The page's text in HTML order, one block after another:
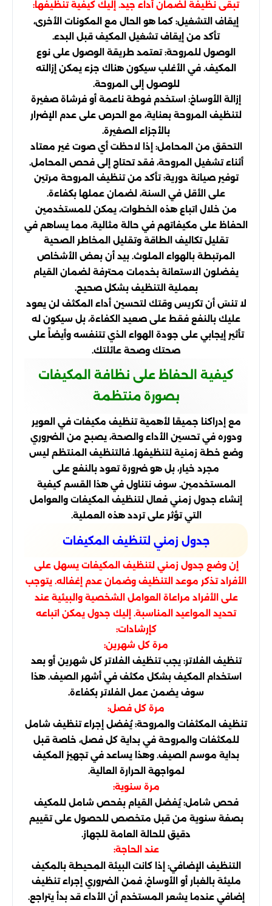
تبقى نظيفة لضمان أداء جيد. إليك كيفية تنظيفها:
إيقاف التشغيل: كما هو الحال مع المكونات الأخرى،
تأكد من إيقاف تشغيل المكيف قبل البدء.
الوصول للمروحة: تعتمد طريقة الوصول على نوع
المكيف. في الأغلب سيكون هناك جزء يمكن إزالته
للوصول إلى المروحة.
إزالة الأوساخ: استخدم فوطة ناعمة أو فرشاة صغيرة
لتنظيف المروحة بعناية، مع الحرص على عدم الإضرار
بالأجزاء الصغيرة.
التحقق من المحامل: إذا لاحظت أي صوت غير معتاد
أثناء تشغيل المروحة، فقد تحتاج إلى فحص المحامل.
توفير صيانة دورية: تأكد من تنظيف المروحة مرتين
على الأقل في السنة، لضمان عملها بكفاءة.
من خلال اتباع هذه الخطوات، يمكن للمستخدمين
الحفاظ على مكيفاتهم في حالة مثالية، مما يساهم في
تقليل تكاليف الطاقة وتقليل المخاطر الصحية
المرتبطة بالهواء الملوث. بيد أن بعض الأشخاص
يفضلون الاستعانة بخدمات محترفة لضمان القيام
بعملية التنظيف بشكل صحيح.
لا تنسَ أن تكريس وقتك لتحسين أداء المكثف لن يعود
عليك بالنفع فقط على صعيد الكفاءة، بل سيكون له
تأثير إيجابي على جودة الهواء الذي تتنفسه وأيضاً على
صحتك وصحة عائلتك.
كيفية الحفاظ على نظافة المكيفات
بصورة منتظمة
مع إدراكنا جميعًا لأهمية تنظيف مكيفات في العوير
ودوره في تحسين الأداء والصحة، يصبح من الضروري
وضع خطة زمنية لتنظيفها. فالتنظيف المنتظم ليس
مجرد خيار، بل هو ضرورة تعود بالنفع على
المستخدمين. سوف نتناول في هذا القسم كيفية
إنشاء جدول زمني فعال لتنظيف المكيفات والعوامل
التي تؤثر على تردد هذه العملية.
جدول زمني لتنظيف المكيفات
إن وضع جدول زمني لتنظيف المكيفات يسهل على
الأفراد تذكر موعد التنظيف وضمان عدم إغفاله. يتوجب
على الأفراد مراعاة العوامل الشخصية والبيئية عند
تحديد المواعيد المناسبة. إليك جدول يمكن اتباعه
كإرشادات:
مرة كل شهرين:
تنظيف الفلاتر: يجب تنظيف الفلاتر كل شهرين أو بعد
استخدام المكيف بشكل مكثف في أشهر الصيف. هذا
سوف يضمن عمل الفلاتر بكفاءة.
مرة كل فصل:
تنظيف المكثفات والمروحة: يُفضل إجراء تنظيف شامل
للمكثفات والمروحة في بداية كل فصل، خاصة قبل
بداية موسم الصيف. وهذا يساعد في تجهيز المكيف
لمواجهة الحرارة العالية.
مرة سنوية:
فحص شامل: يُفضل القيام بفحص شامل للمكيف
بصفة سنوية من قبل متخصص للحصول على تقييم
دقيق للحالة العامة للجهاز.
عند الحاجة:
التنظيف الإضافي: إذا كانت البيئة المحيطة بالمكيف
مليئة بالغبار أو الأوساخ، فمن الضروري إجراء تنظيف
إضافي عندما يشعر المستخدم أن الأداء قد بدأ يتراجع.